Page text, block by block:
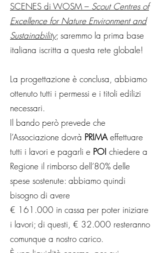
SCENES di WOSM – Scout Centres of
Excellence for Nature Environment and
Sustainability; saremmo la prima base
italiana iscritta a questa rete globale!
La progettazione è conclusa, abbiamo
ottenuto tutti i permessi e i titoli edilizi
necessari.
Il bando però prevede che
l’Associazione dovrà PRIMAeffettuare
tutti i lavori e pagarli e POI chiedere a
Regione il rimborso dell’80% delle
spese sostenute: abbiamo quindi
bisogno di avere
€ 161.000 in cassa per poter iniziare
i lavori; di questi, € 32.000 resteranno
comunque a nostro carico.